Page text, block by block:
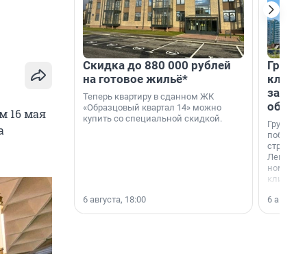
16 мая
Скидка до 880 000 рублей
на готовое жильё*
Теперь квартиру в сданном ЖК
«Образцовый квартал 14» можно
купить со специальной скидкой.
6 августа, 18:00
Группа
области».
6